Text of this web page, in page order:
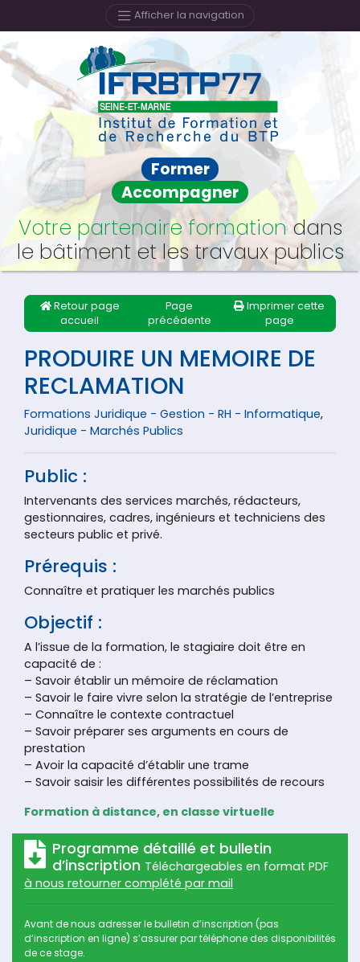
Afficher la navigation
Former
Accompagner
Votre partenaire formationdans
le bâtiment et les travaux publics
Retour page
accueil
Page
précédente
Imprimer cette
page
PRODUIRE UN MEMOIRE DE
RECLAMATION
Formations Juridique - Gestion - RH - Informatique,
Juridique - Marchés Publics
Public :
Intervenants des services marchés, rédacteurs,
gestionnaires, cadres, ingénieurs et techniciens des
secteurs public et privé.
Prérequis :
Connaître et pratiquer les marchés publics
Objectif :
A l’issue de la formation, le stagiaire doit être en
capacité de :
– Savoir établir un mémoire de réclamation
– Savoir le faire vivre selon la stratégie de l’entreprise
– Connaître le contexte contractuel
– Savoir préparer ses arguments en cours de
prestation
– Avoir la capacité d’établir une trame
– Savoir saisir les différentes possibilités de recours
Formation à distance, en classe virtuelle
Programme détaillé et bulletin
d’inscription Téléchargeables en format PDF
à nous retourner complété par mail
Avant de nous adresser le bulletin d’inscription (pas
d’inscription en ligne) s’assurer par téléphone des disponibilités
de ce stage.